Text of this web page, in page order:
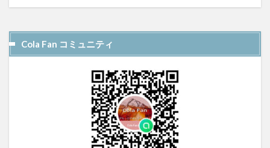
Cola Fan コミュニティ